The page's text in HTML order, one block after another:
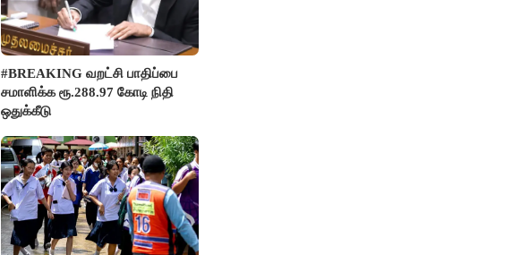
#BREAKING வறட்சி பாதிப்பை
சமாளிக்க ரூ.288.97 கோடி நிதி
ஒதுக்கீடு